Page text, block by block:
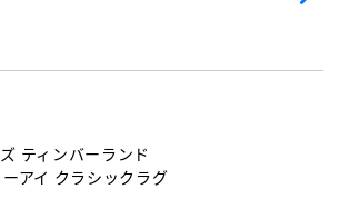
ティンバーランド
アイ クラシックラグ